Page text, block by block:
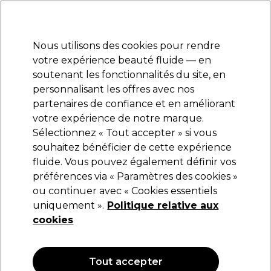
Se connecter
Marques Bons plans Coiffure Electro et Matériel
Livraison et délais
lire la suite
Equipement de salon Materiel pour manucure
Capsules et faux
ongles
Capsules et faux ongles
Nous utilisons des cookies pour rendre
votre expérience beauté fluide — en
soutenant les fonctionnalités du site, en
personnalisant les offres avec nos
partenaires de confiance et en améliorant
votre expérience de notre marque.
Sélectionnez « Tout accepter » si vous
souhaitez bénéficier de cette expérience
fluide. Vous pouvez également définir vos
préférences via « Paramètres des cookies »
ou continuer avec « Cookies essentiels
uniquement ». Politique relative aux
cookies
Tout accepter